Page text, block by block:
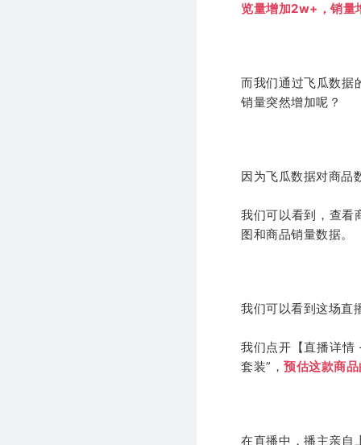
览量增加2w+，销
而我们通过飞瓜数据
销量突然增加呢？
因为飞瓜数据对商品
我们可以看到，查看
图和商品销量数据。
我们可以看到这场直
我们点开【直播详情
套装”， 预估这款商
在直播中，播主亲自